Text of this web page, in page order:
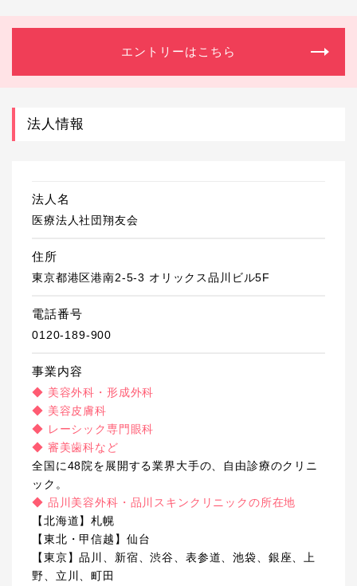
エントリーはこちら
法人情報
法人名
医療法人社団翔友会
住所
東京都港区港南2-5-3 オリックス品川ビル5F
電話番号
0120-189-900
事業内容
◆ 美容外科・形成外科
◆ 美容皮膚科
◆ レーシック専門眼科
◆ 審美歯科など
全国に48院を展開する業界大手の、自由診療のクリニ
ック。
◆ 品川美容外科・品川スキンクリニックの所在地
【北海道】札幌
【東北・甲信越】仙台
【東京】品川、新宿、渋谷、表参道、池袋、銀座、上
野、立川、町田